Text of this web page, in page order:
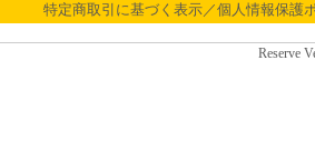
特定商取引に基づく表示／個人情報保護
Reserve